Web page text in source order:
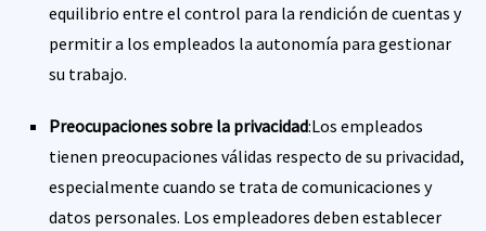
equilibrio entre el control para la rendición de cuentas y
permitir a los empleados la autonomía para gestionar
su trabajo.
Preocupaciones sobre la privacidad:Los empleados
tienen preocupaciones válidas respecto de su privacidad,
especialmente cuando se trata de comunicaciones y
datos personales. Los empleadores deben establecer